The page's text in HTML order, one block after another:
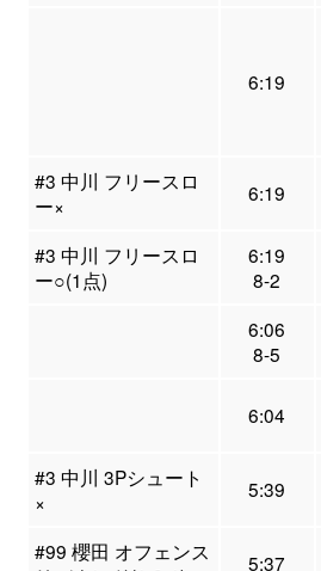
6:19
#3 中川 フリースロ
ー×
6:19
#3 中川 フリースロ
ー○(1点)
6:19
8-2
6:06
8-5
6:04
#3 中川 3Pシュート
×
5:39
#99 櫻田 オフェンス
5:37